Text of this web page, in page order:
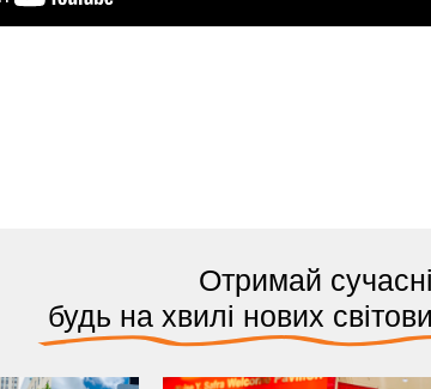
Отримай
будь на хвилі нових